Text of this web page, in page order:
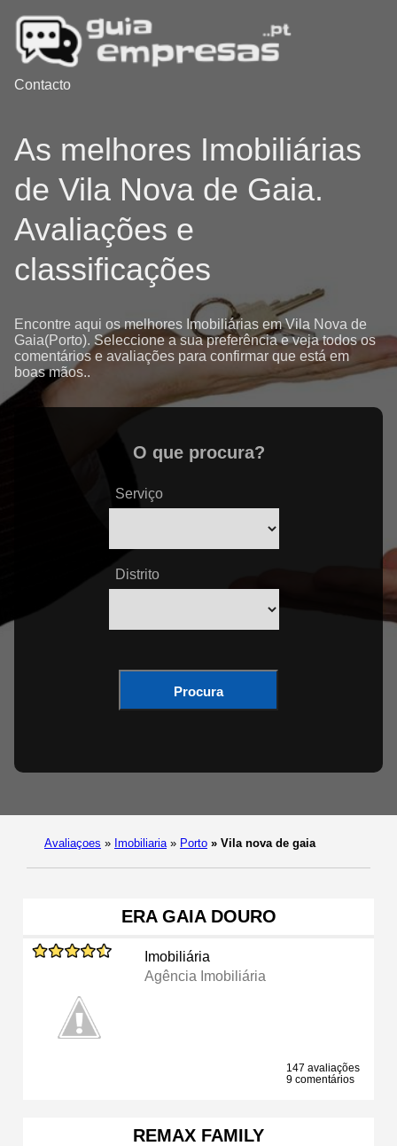
Contacto
As melhores Imobiliárias
de Vila Nova de Gaia.
Avaliações e
classificações
Encontre aqui os melhores Imobiliárias em Vila Nova de
Gaia(Porto). Seleccione a sua preferência e veja todos os
comentários e avaliações para confirmar que está em
boas mãos..
O que procura?
Serviço
Distrito
Procura
Avaliaçoes » Imobiliaria » Porto » Vila nova de gaia
ERA GAIA DOURO
Imobiliária
Agência Imobiliária
147 avaliações
9 comentários
REMAX FAMILY